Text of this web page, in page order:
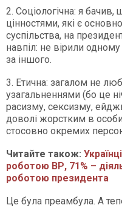
2. Соціологічна: я
цінностями, які є
суспільства, на
навпіл: не вірили
за іншого.
3. Етична: загалом не
узагальненнями (бо це
расизму, сексизму,
доволі жорстким в
стосовно окремих
Читайте також:
роботою ВР, 71% –
роботою президента
Це була преамбула. А